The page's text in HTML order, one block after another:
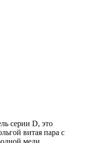
серии D, это
витая пара с